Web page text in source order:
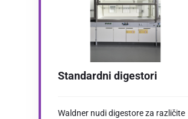
Standardni digestori
Waldner nudi digestore za različite